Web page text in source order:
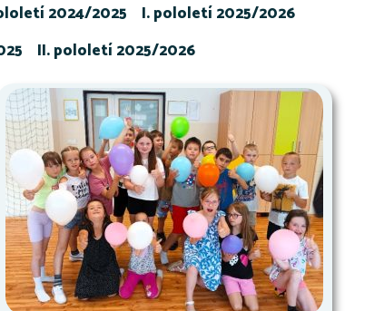
2024/2025
I. pololetí 2025/2026
II. pololetí 2025/2026